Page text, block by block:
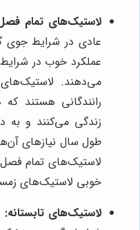
لاستیک‌های تمام
عادی در شرایط جوی
عملکرد خوب در
می‌دهند. لاستیک‌های
رانندگانی هستند
زندگی می‌کنند و به
طول سال نیازهای
لاستیک‌های تمام
خوبی لاستیک‌های
لاستیک‌های تابستانه: